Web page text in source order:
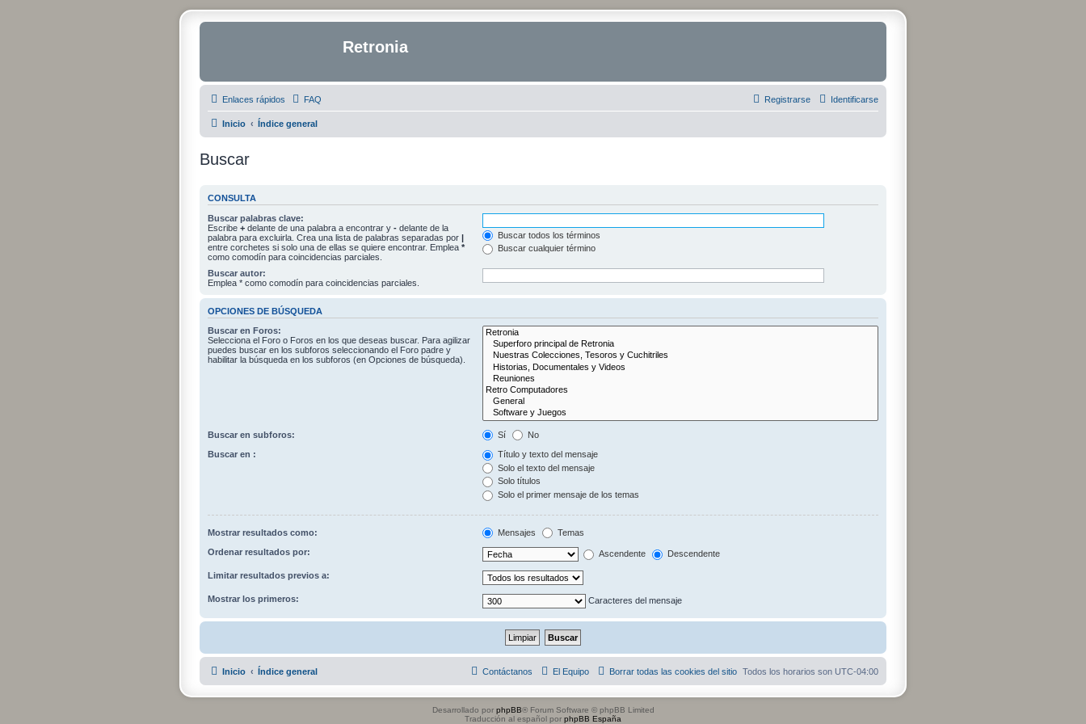
Retronia
Enlaces rápidos FAQ Identificarse
Registrarse
Inicio Índice general
Buscar
CONSULTA
Buscar palabras clave:
Escribe + delante de una palabra a encontrar y - delante de la
palabra para excluirla. Crea una lista de palabras separadas por |
entre corchetes si solo una de ellas se quiere encontrar. Emplea *
como comodín para coincidencias parciales.
Buscar todos los términos
Buscar cualquier término
Buscar autor:
Emplea * como comodín para coincidencias parciales.
OPCIONES DE BÚSQUEDA
Buscar en Foros:
Selecciona el Foro o Foros en los que deseas buscar. Para agilizar
puedes buscar en los subforos seleccionando el Foro padre y
habilitar la búsqueda en los subforos (en Opciones de búsqueda).
Buscar en subforos: Sí No
Buscar en :
Título y texto del mensaje
Solo el texto del mensaje
Solo títulos
Solo el primer mensaje de los temas
Mostrar resultados como: Mensajes Temas
Ordenar resultados por: Ascendente Descendente
Limitar resultados previos a:
Mostrar los primeros: Caracteres del mensaje
Inicio Índice general Todos los horarios son UTC-04:00
Borrar todas las cookies del sitio
El Equipo
Contáctanos
Desarrollado por phpBB® Forum Software © phpBB Limited
Traducción al español por phpBB España